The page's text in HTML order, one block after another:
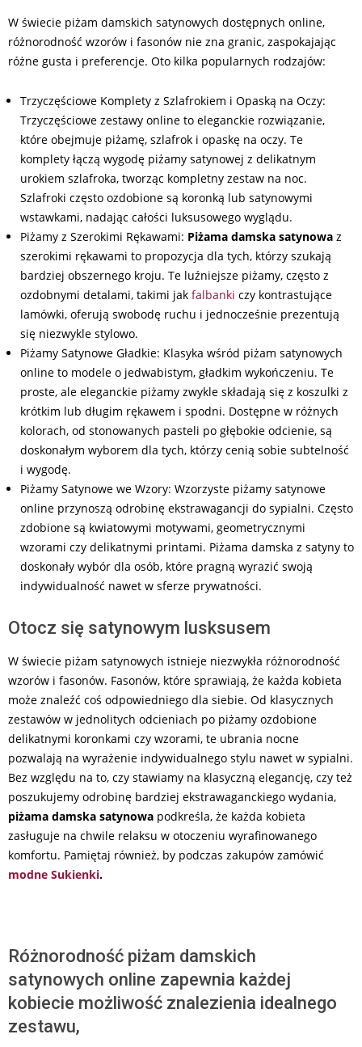
W świecie piżam damskich satynowych dostępnych online,
różnorodność wzorów i fasonów nie zna granic, zaspokajając
różne gusta i preferencje. Oto kilka popularnych rodzajów:
Trzyczęściowe Komplety z Szlafrokiem i Opaską na Oczy:
Trzyczęściowe zestawy online to eleganckie rozwiązanie,
które obejmuje piżamę, szlafrok i opaskę na oczy. Te
komplety łączą wygodę piżamy satynowej z delikatnym
urokiem szlafroka, tworząc kompletny zestaw na noc.
Szlafroki często ozdobione są koronką lub satynowymi
wstawkami, nadając całości luksusowego wyglądu.
Piżamy z Szerokimi Rękawami: Piżama damska satynowa z
szerokimi rękawami to propozycja dla tych, którzy szukają
bardziej obszernego kroju. Te luźniejsze piżamy, często z
ozdobnymi detalami, takimi jak falbanki czy kontrastujące
lamówki, oferują swobodę ruchu i jednocześnie prezentują
się niezwykle stylowo.
Piżamy Satynowe Gładkie: Klasyka wśród piżam satynowych
online to modele o jedwabistym, gładkim wykończeniu. Te
proste, ale eleganckie piżamy zwykle składają się z koszulki z
krótkim lub długim rękawem i spodni. Dostępne w różnych
kolorach, od stonowanych pasteli po głębokie odcienie, są
doskonałym wyborem dla tych, którzy cenią sobie subtelność
i wygodę.
Piżamy Satynowe we Wzory: Wzorzyste piżamy satynowe
online przynoszą odrobinę ekstrawagancji do sypialni. Często
zdobione są kwiatowymi motywami, geometrycznymi
wzorami czy delikatnymi printami. Piżama damska z satyny to
doskonały wybór dla osób, które pragną wyrazić swoją
indywidualność nawet w sferze prywatności.
Otocz się satynowym lusksusem
W świecie piżam satynowych istnieje niezwykła różnorodność
wzorów i fasonów. Fasonów, które sprawiają, że każda kobieta
może znaleźć coś odpowiedniego dla siebie. Od klasycznych
zestawów w jednolitych odcieniach po piżamy ozdobione
delikatnymi koronkami czy wzorami, te ubrania nocne
pozwalają na wyrażenie indywidualnego stylu nawet w sypialni.
Bez względu na to, czy stawiamy na klasyczną elegancję, czy też
poszukujemy odrobinę bardziej ekstrawaganckiego wydania,
piżama damska satynowa podkreśla, że każda kobieta
zasługuje na chwile relaksu w otoczeniu wyrafinowanego
komfortu. Pamiętaj również, by podczas zakupów zamówić
modne Sukienki.
Różnorodność piżam damskich
satynowych online zapewnia każdej
kobiecie możliwość znalezienia idealnego
zestawu,